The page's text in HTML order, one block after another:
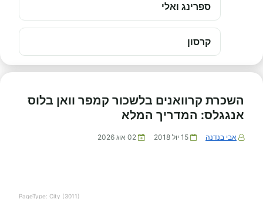
ספרינג ואלי
קרסון
השכרת קרוואנים בלשכור קמפר וואן בלוס
אנגגלס: המדריך המלא
אבי בנדנה 15 יול 2018 02 אוג 2026
PageType: City (3011)